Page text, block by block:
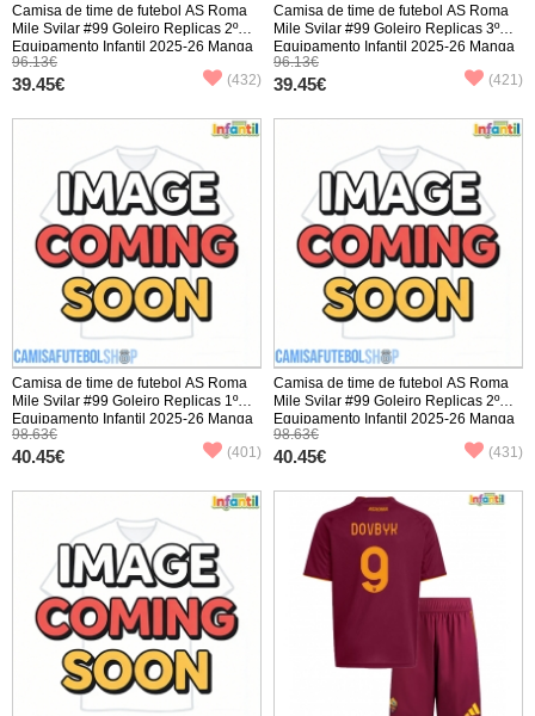
Camisa de time de futebol AS Roma
Mile Svilar #99 Goleiro Replicas 2º
Equipamento Infantil 2025-26 Manga
Curta (+ Calças curtas)
96.13€
39.45€ (432)
Camisa de time de futebol AS Roma
Mile Svilar #99 Goleiro Replicas 3º
Equipamento Infantil 2025-26 Manga
Curta (+ Calças curtas)
96.13€
39.45€ (421)
Camisa de time de futebol AS Roma
Mile Svilar #99 Goleiro Replicas 1º
Equipamento Infantil 2025-26 Manga
Comprida (+ Calças curtas)
98.63€
40.45€ (401)
Camisa de time de futebol AS Roma
Mile Svilar #99 Goleiro Replicas 2º
Equipamento Infantil 2025-26 Manga
Comprida (+ Calças curtas)
98.63€
40.45€ (431)